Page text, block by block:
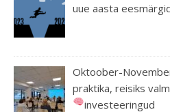
uue aasta
Oktoober-
praktika, reisiks
investeeringud